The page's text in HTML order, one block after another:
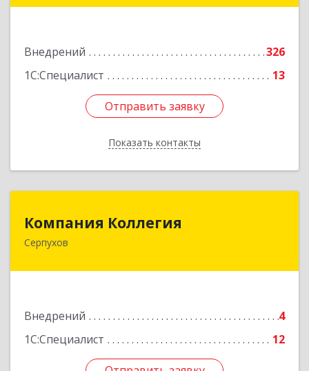
Внедрений
326
1С:Специалист
13
Отправить заявку
Показать контакты
Отправить заявку
Назад
Компания Коллегия
Серпухов
Внедрений
4
1С:Специалист
12
142211, Московская обл, Серпухов г, Оборонная